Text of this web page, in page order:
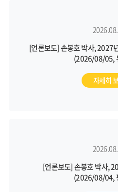
[언론보도] 손봉호 박사, 2027년 카이퍼상 수상자로 선정
(2026/08/05,
자세히
[언론보도] 손봉호 박사,
(2026/08/04,